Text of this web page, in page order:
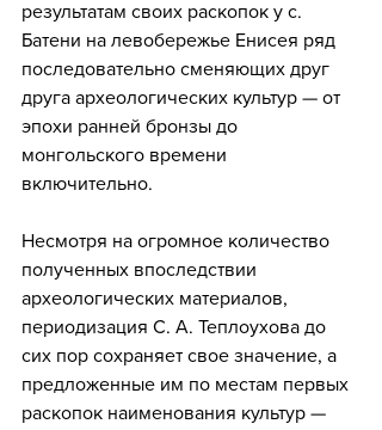
результатам своих раскопок у с.
Батени на левобережье Енисея ряд
последовательно сменяющих друг
друга археологических культур — от
эпохи ранней бронзы до
монгольского времени
включительно.
Несмотря на огромное количество
полученных впоследствии
археологических материалов,
периодизация С. А. Теплоухова до
сих пор сохраняет свое значение, а
предложенные им по местам первых
раскопок наименования культур —